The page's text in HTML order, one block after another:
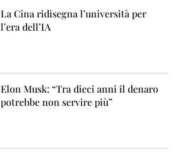
La Cina ridisegna l’università per
l’era dell’IA
Elon Musk: “Tra dieci anni il denaro
potrebbe non servire più”